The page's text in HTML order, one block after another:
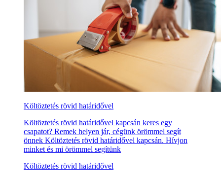
Költöztetés rövid határidővel
Költöztetés rövid határidővel kapcsán keres egy
csapatot? Remek helyen jár, cégünk örömmel segít
önnek Költöztetés rövid határidővel kapcsán. Hívjon
minket és mi örömmel segítünk
Költöztetés rövid határidővel